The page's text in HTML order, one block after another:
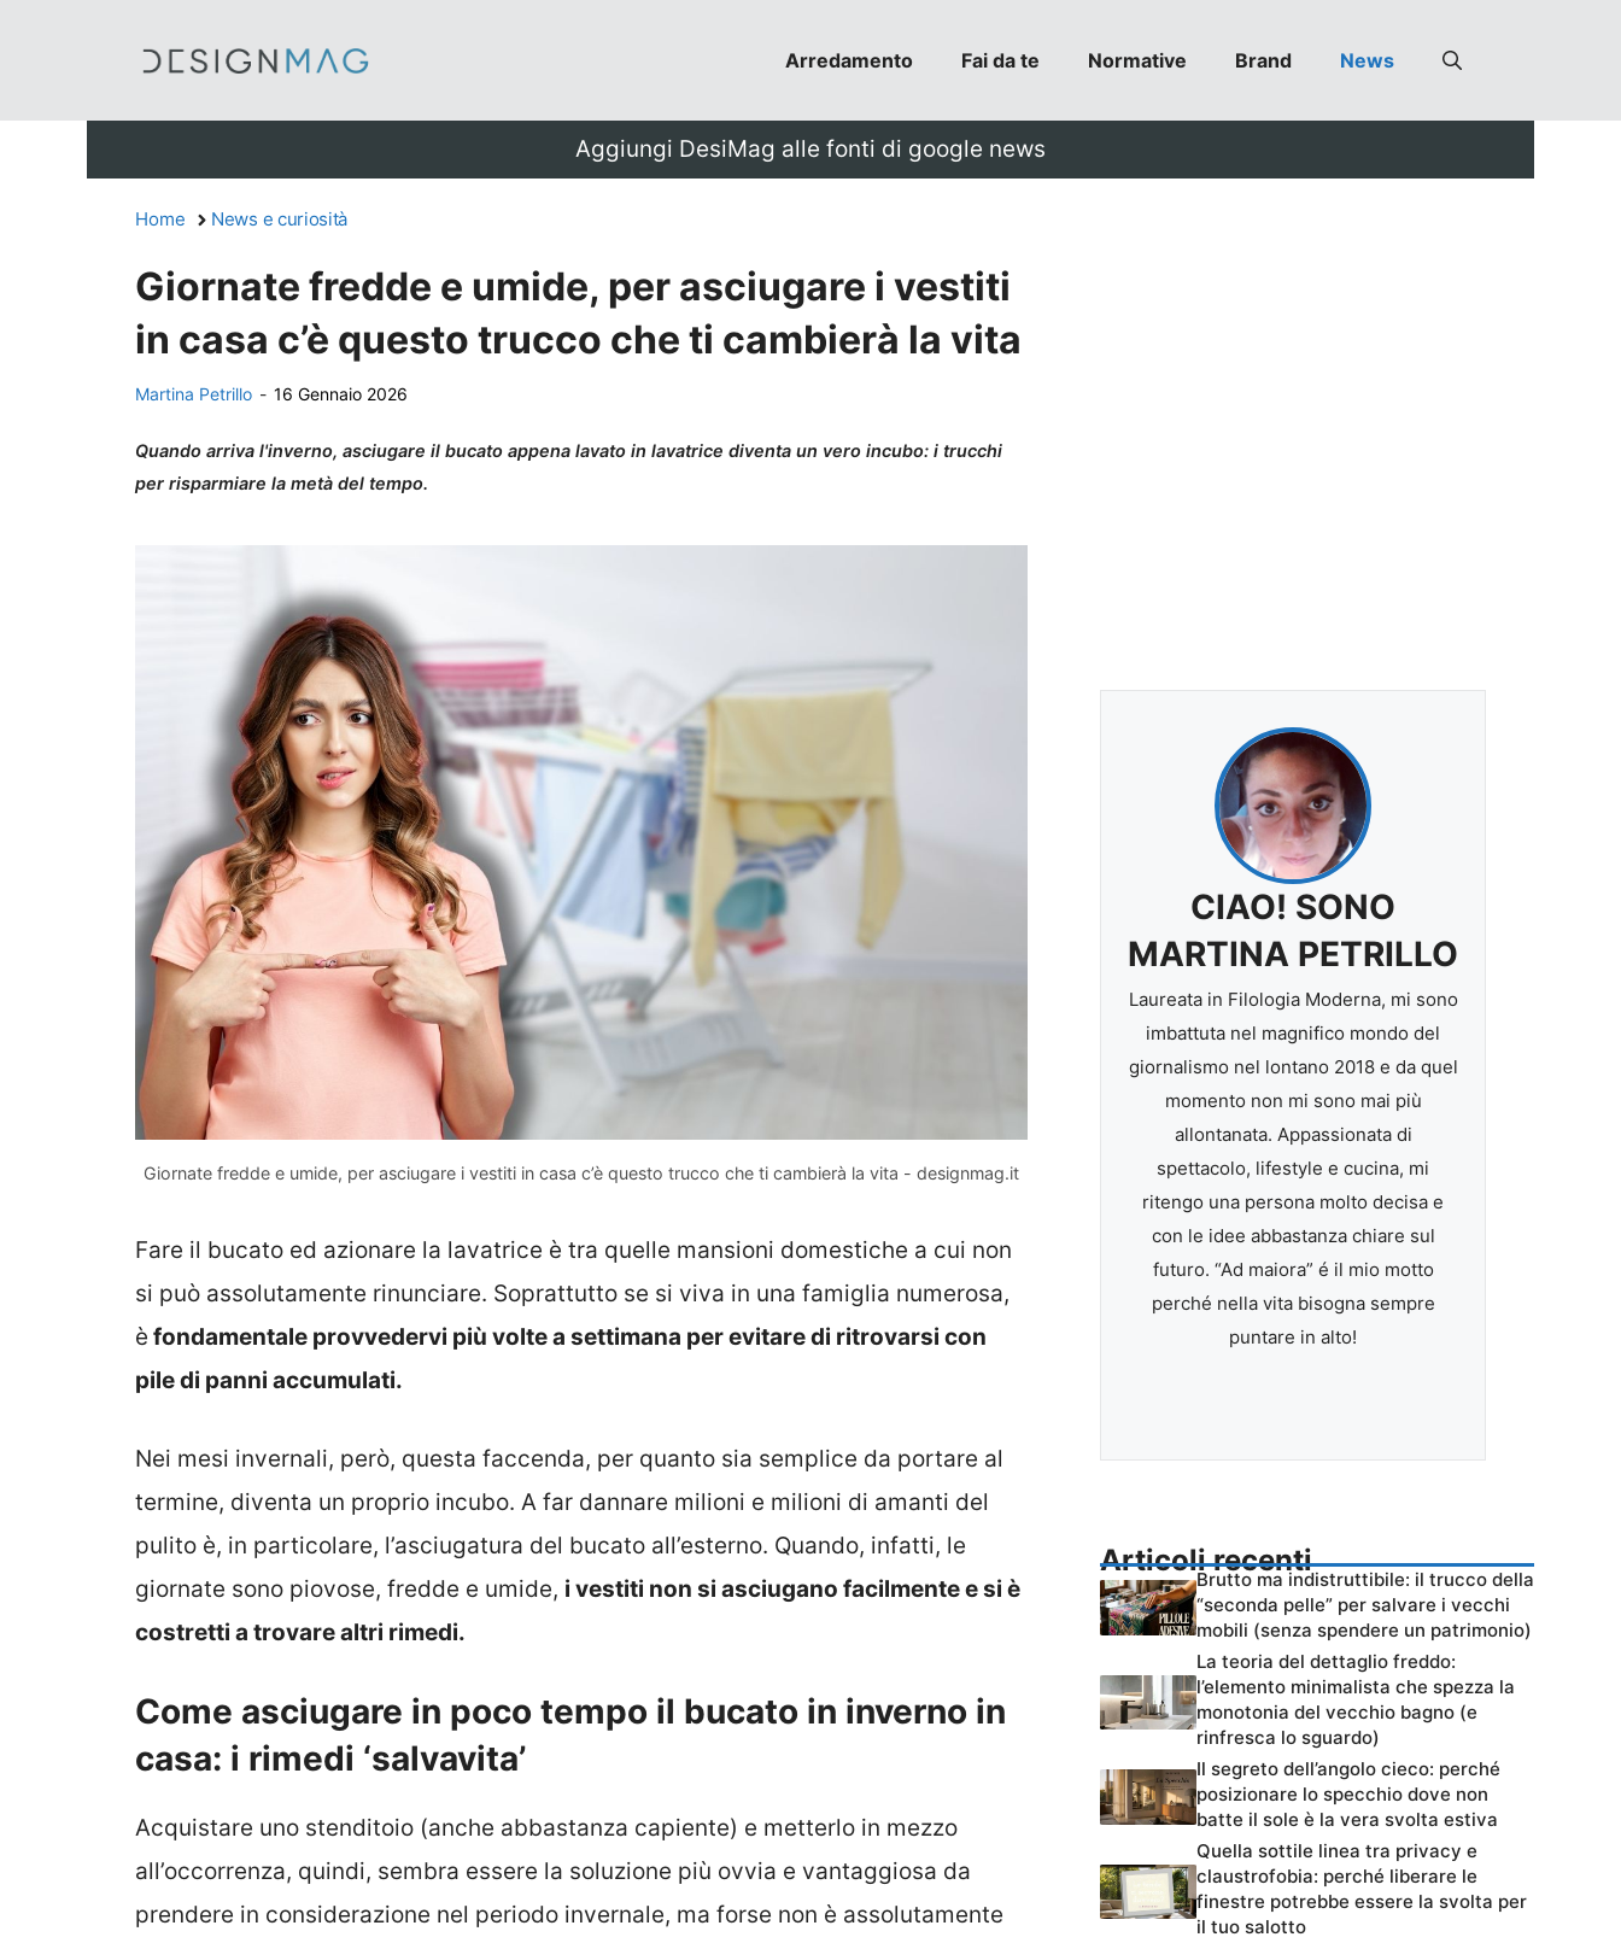
Arredamento Fai da te Normative Brand News
Aggiungi DesiMag alle fonti di google news
Home News e curiosità
Giornate fredde e umide, per asciugare i vestiti
in casa c’è questo trucco che ti cambierà la vita
Martina Petrillo - 16 Gennaio 2026
Quando arriva l'inverno, asciugare il bucato appena lavato in lavatrice diventa un vero incubo: i trucchi
per risparmiare la metà del tempo.
Giornate fredde e umide, per asciugare i vestiti in casa c’è questo trucco che ti cambierà la vita - designmag.it
Fare il bucato ed azionare la lavatrice è tra quelle mansioni domestiche a cui non
si può assolutamente rinunciare. Soprattutto se si viva in una famiglia numerosa,
è fondamentale provvedervi più volte a settimana per evitare di ritrovarsi con
pile di panni accumulati.
Nei mesi invernali, però, questa faccenda, per quanto sia semplice da portare al
termine, diventa un proprio incubo. A far dannare milioni e milioni di amanti del
pulito è, in particolare, l’asciugatura del bucato all’esterno. Quando, infatti, le
giornate sono piovose, fredde e umide, i vestiti non si asciugano facilmente e si è
costretti a trovare altri rimedi.
Come asciugare in poco tempo il bucato in inverno in
casa: i rimedi ‘salvavita’
Acquistare uno stenditoio (anche abbastanza capiente) e metterlo in mezzo
all’occorrenza, quindi, sembra essere la soluzione più ovvia e vantaggiosa da
prendere in considerazione nel periodo invernale, ma forse non è assolutamente
CIAO! SONO
MARTINA PETRILLO
Laureata in Filologia Moderna, mi sono
imbattuta nel magnifico mondo del
giornalismo nel lontano 2018 e da quel
momento non mi sono mai più
allontanata. Appassionata di
spettacolo, lifestyle e cucina, mi
ritengo una persona molto decisa e
con le idee abbastanza chiare sul
futuro. “Ad maiora” é il mio motto
perché nella vita bisogna sempre
puntare in alto!
Articoli recenti
Brutto ma indistruttibile: il trucco della
“seconda pelle” per salvare i vecchi
mobili (senza spendere un patrimonio)
La teoria del dettaglio freddo:
l’elemento minimalista che spezza la
monotonia del vecchio bagno (e
rinfresca lo sguardo)
Il segreto dell’angolo cieco: perché
posizionare lo specchio dove non
batte il sole è la vera svolta estiva
Quella sottile linea tra privacy e
claustrofobia: perché liberare le
finestre potrebbe essere la svolta per
il tuo salotto